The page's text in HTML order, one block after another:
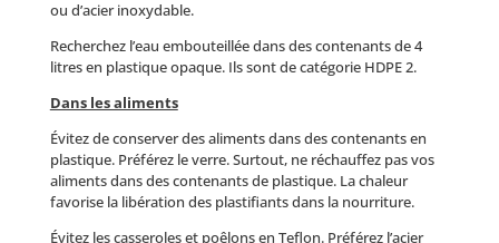
ou d’acier inoxydable.
Recherchez l’eau embouteillée dans des contenants de 4
litres en plastique opaque. Ils sont de catégorie HDPE 2.
Dans les aliments
Évitez de conserver des aliments dans des contenants en
plastique. Préférez le verre. Surtout, ne réchauffez pas vos
aliments dans des contenants de plastique. La chaleur
favorise la libération des plastifiants dans la nourriture.
Évitez les casseroles et poêlons en Teflon. Préférez l’acier